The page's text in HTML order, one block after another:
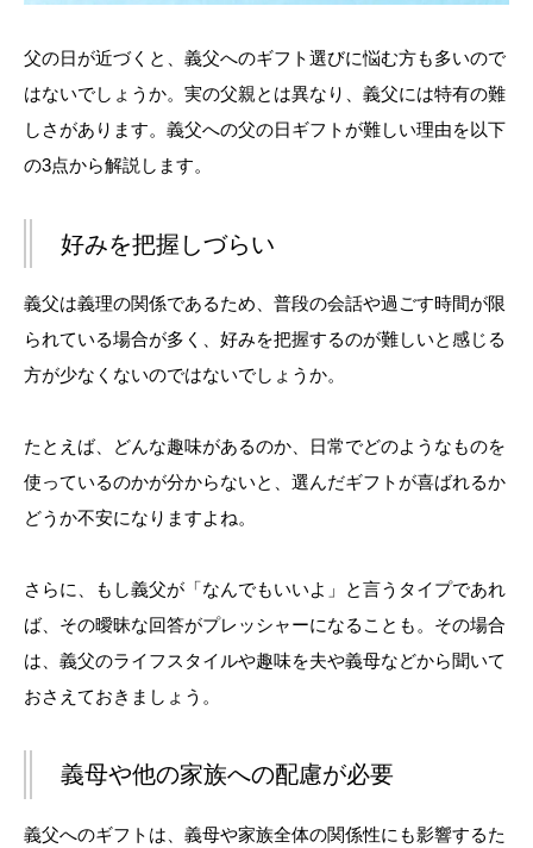
父の日が近づくと、義父へのギフト選びに悩む方も多いので
はないでしょうか。実の父親とは異なり、義父には特有の難
しさがあります。義父への父の日ギフトが難しい理由を以下
の3点から解説します。
好みを把握しづらい
義父は義理の関係であるため、普段の会話や過ごす時間が限
られている場合が多く、好みを把握するのが難しいと感じる
方が少なくないのではないでしょうか。
たとえば、どんな趣味があるのか、日常でどのようなものを
使っているのかが分からないと、選んだギフトが喜ばれるか
どうか不安になりますよね。
さらに、もし義父が「なんでもいいよ」と言うタイプであれ
ば、その曖昧な回答がプレッシャーになることも。その場合
は、義父のライフスタイルや趣味を夫や義母などから聞いて
おさえておきましょう。
義母や他の家族への配慮が必要
義父へのギフトは、義母や家族全体の関係性にも影響するた